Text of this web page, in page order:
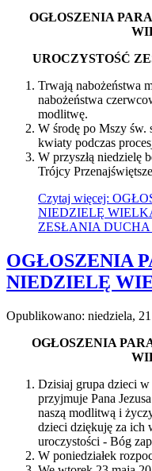
OGŁOSZENIA
UROCZYSTOŚĆ
Trwają nabożeństwa
nabożeństwa
modlitwę.
W środę po Mszy św.
kwiaty podczas
W przyszłą niedzielę
Trójcy
Czytaj więcej:
NIEDZIELĘ
ZESŁANIA DUCHA
OGŁOSZENIA
NIEDZIELĘ
Opublikowano: niedziela,
OGŁOSZENIA
Dzisiaj grupa dzieci
przyjmuje Pana
naszą modlitwą i
dzieci dziękuję za ich
uroczystości - Bóg
W poniedziałek